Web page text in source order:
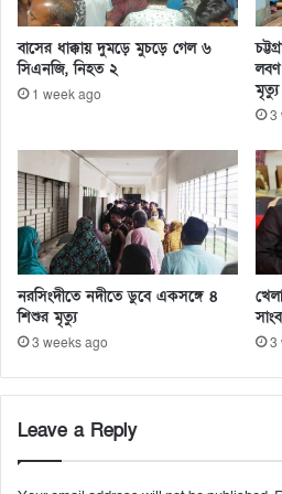
বাসের ধাক্কায় দুমড়ে মুচড়ে গেল ৬
সিএনজি, নিহত ২
1 week ago
লবণ
মৃত্যু
3
নরসিংদীতে নদীতে ডুবে একসঙ্গে ৪
শিশুর মৃত্যু
3 weeks ago 3
Leave a Reply